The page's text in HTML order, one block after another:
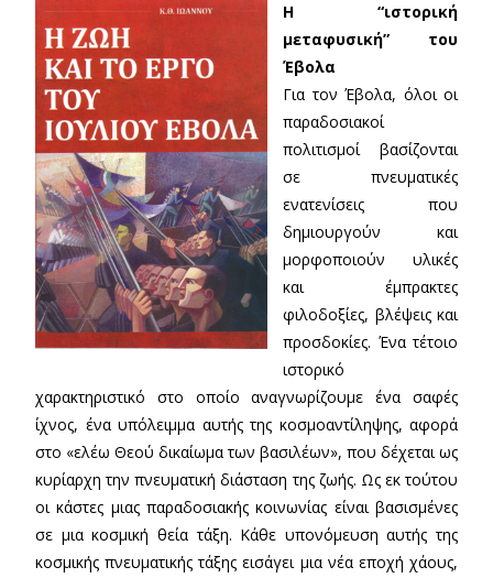
Η “ιστορική
μεταφυσική” του
Έβολα
Για τον Έβολα, όλοι οι
παραδοσιακοί
πολιτισμοί βασίζονται
σε πνευματικές
ενατενίσεις που
δημιουργούν και
μορφοποιούν υλικές
και έμπρακτες
φιλοδοξίες, βλέψεις και
προσδοκίες. Ένα τέτοιο
ιστορικό
χαρακτηριστικό στο οποίο αναγνωρίζουμε ένα σαφές
ίχνος, ένα υπόλειμμα αυτής της κοσμοαντίληψης, αφορά
στο «ελέω Θεού δικαίωμα των βασιλέων», που δέχεται ως
κυρίαρχη την πνευματική διάσταση της ζωής. Ως εκ τούτου
οι κάστες μιας παραδοσιακής κοινωνίας είναι βασισμένες
σε μια κοσμική θεία τάξη. Κάθε υπονόμευση αυτής της
κοσμικής πνευματικής τάξης εισάγει μια νέα εποχή χάους,